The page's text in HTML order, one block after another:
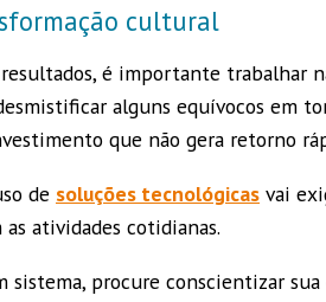
cultural
é importante trabalhar
alguns equívocos em
que não gera retorno
de soluções tecnológicas vai
atividades cotidianas.
sistema, procure conscientizar